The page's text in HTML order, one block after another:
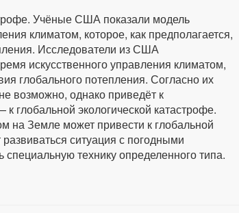
Учёные США показали модель
климатом, которое, как предполагается,
Исследователи из США
искусственного управления климатом,
глобального потепления. Согласно их
возможно, однако приведёт к
глобальной экологической катастрофе.
на Земле может привести к глобальной
ситуация с погодными
технику определенного типа.